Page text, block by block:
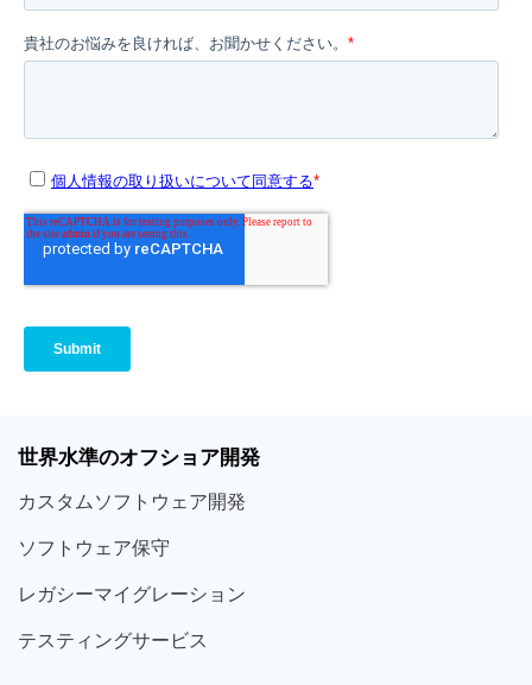
世界水準のオフショア開発
カスタムソフトウェア開発
ソフト ウェア保守
レガシーマイグレーション
テスティングサービス